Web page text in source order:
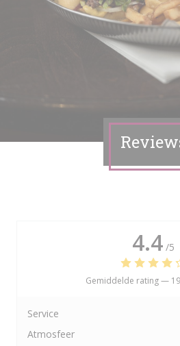
4.4 /5
Gemiddelde rating —
Service
Atmosfeer